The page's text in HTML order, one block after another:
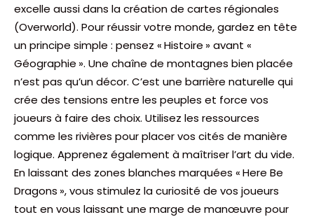
excelle aussi dans la création de cartes régionales
(Overworld). Pour réussir votre monde, gardez en tête
un principe simple : pensez « Histoire » avant «
Géographie ». Une chaîne de montagnes bien placée
n’est pas qu’un décor. C’est une barrière naturelle qui
crée des tensions entre les peuples et force vos
joueurs à faire des choix. Utilisez les ressources
comme les rivières pour placer vos cités de manière
logique. Apprenez également à maîtriser l’art du vide.
En laissant des zones blanches marquées « Here Be
Dragons », vous stimulez la curiosité de vos joueurs
tout en vous laissant une marge de manœuvre pour